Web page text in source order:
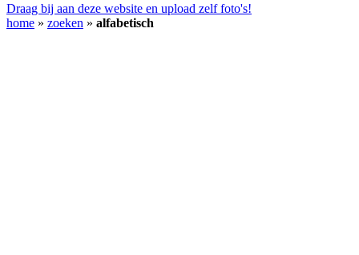
Draag bij aan deze website en upload zelf foto's!
home » zoeken » alfabetisch